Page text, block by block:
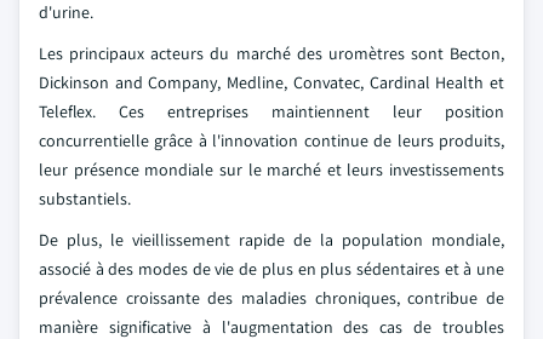
d'urine.
Les principaux acteurs du marché des uromètres sont Becton,
Dickinson and Company, Medline, Convatec, Cardinal Health et
Teleflex. Ces entreprises maintiennent leur position
concurrentielle grâce à l'innovation continue de leurs produits,
leur présence mondiale sur le marché et leurs investissements
substantiels.
De plus, le vieillissement rapide de la population mondiale,
associé à des modes de vie de plus en plus sédentaires et à une
prévalence croissante des maladies chroniques, contribue de
manière significative à l'augmentation des cas de troubles